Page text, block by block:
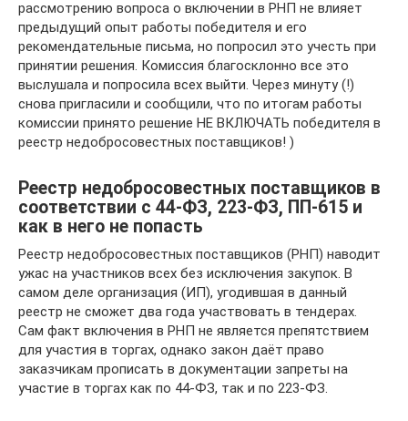
рассмотрению вопроса о включении в РНП не влияет
предыдущий опыт работы победителя и его
рекомендательные письма, но попросил это учесть при
принятии решения. Комиссия благосклонно все это
выслушала и попросила всех выйти. Через минуту (!)
снова пригласили и сообщили, что по итогам работы
комиссии принято решение НЕ ВКЛЮЧАТЬ победителя в
реестр недобросовестных поставщиков! )
Реестр недобросовестных поставщиков в
соответствии с 44-ФЗ, 223-ФЗ, ПП-615 и
как в него не попасть
Реестр недобросовестных поставщиков (РНП) наводит
ужас на участников всех без исключения закупок. В
самом деле организация (ИП), угодившая в данный
реестр не сможет два года участвовать в тендерах.
Сам факт включения в РНП не является препятствием
для участия в торгах, однако закон даёт право
заказчикам прописать в документации запреты на
участие в торгах как по 44-ФЗ, так и по 223-ФЗ.